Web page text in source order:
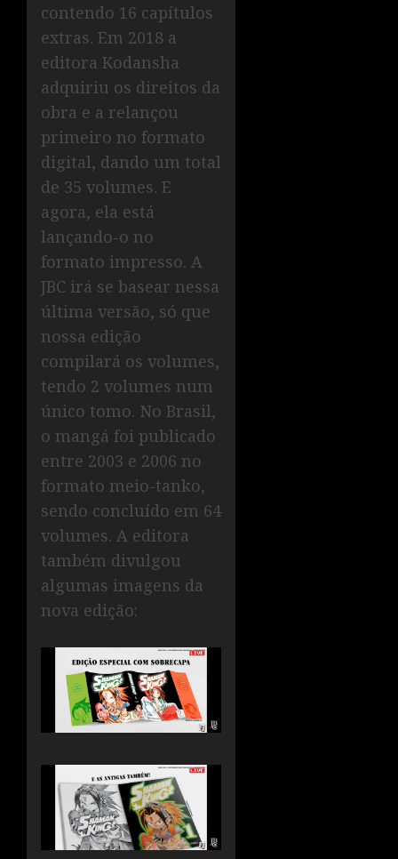
contendo 16 capítulos
extras. Em 2018 a
editora Kodansha
adquiriu os direitos da
obra e a relançou
primeiro no formato
digital, dando um total
de 35 volumes. E
agora, ela está
lançando-o no
formato impresso. A
JBC irá se basear nessa
última versão, só que
nossa edição
compilará os volumes,
tendo 2 volumes num
único tomo. No Brasil,
o mangá foi publicado
entre 2003 e 2006 no
formato meio-tanko,
sendo concluído em 64
volumes. A editora
também divulgou
algumas imagens da
nova edição: